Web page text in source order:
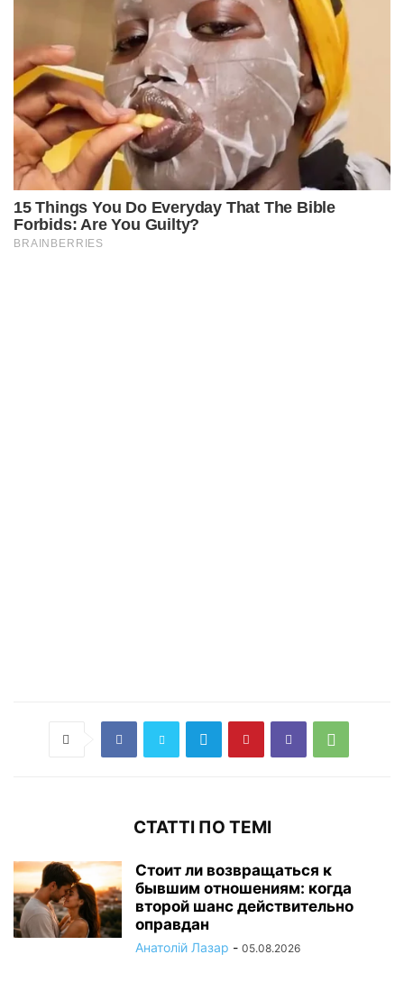
СТАТТІ ПО ТЕМІ
Стоит ли возвращаться к
бывшим отношениям: когда
второй шанс действительно
оправдан
Анатолій Лазар - 05.08.2026